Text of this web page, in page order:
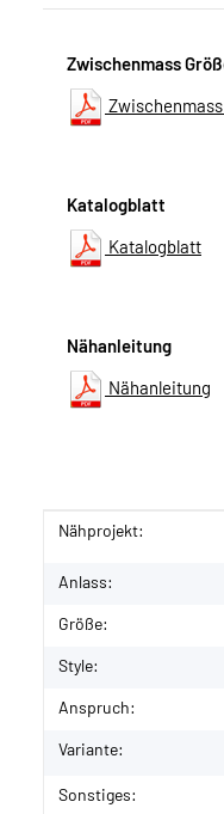
Zwischenmass
Zwischenmass
Katalogblatt
Katalogblatt
Nähanleitung
Nähanleitung
Produkteigenschaft
Wert
Nähprojekt:
Anlass:
Größe:
Style:
Anspruch:
Variante:
Sonstiges: